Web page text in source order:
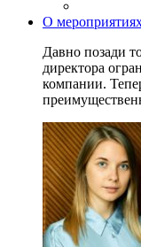
О
Давно позади
директора
компании.